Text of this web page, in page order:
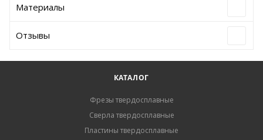
Материалы
Отзывы
КАТАЛОГ
Фрезы твердосплавные
Сверла твердосплавные
Пластины твердосплавные